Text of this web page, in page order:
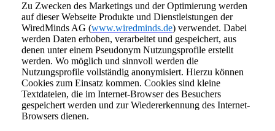
Zu Zwecken des Marketings und der Optimierung werden
auf dieser Webseite Produkte und Dienstleistungen der
WiredMinds AG (www.wiredminds.de) verwendet. Dabei
werden Daten erhoben, verarbeitet und gespeichert, aus
denen unter einem Pseudonym Nutzungsprofile erstellt
werden. Wo möglich und sinnvoll werden die
Nutzungsprofile vollständig anonymisiert. Hierzu können
Cookies zum Einsatz kommen. Cookies sind kleine
Textdateien, die im Internet-Browser des Besuchers
gespeichert werden und zur Wiedererkennung des Internet-
Browsers dienen.